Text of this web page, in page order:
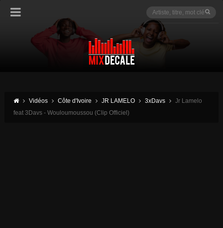
Vidéos Côte d'Ivoire JR LAMELO 3xDavs
Jr Lamelo
feat 3Davs - Wouloumoussou (Clip Officiel)